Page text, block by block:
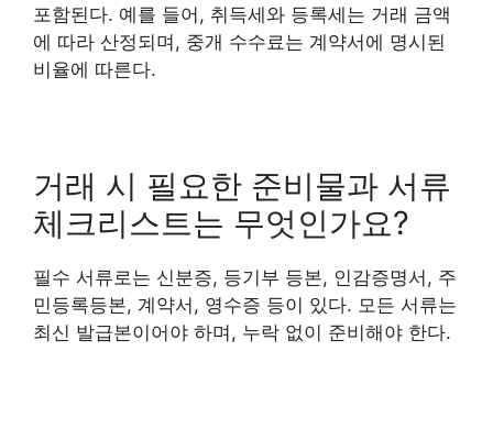
포함된다. 예를 들어, 취득세와 등록세는 거래 금액
에 따라 산정되며, 중개 수수료는 계약서에 명시된
비율에 따른다.
거래 시 필요한 준비물과 서류
체크리스트는 무엇인가요?
필수 서류로는 신분증, 등기부 등본, 인감증명서, 주
민등록등본, 계약서, 영수증 등이 있다. 모든 서류는
최신 발급본이어야 하며, 누락 없이 준비해야 한다.